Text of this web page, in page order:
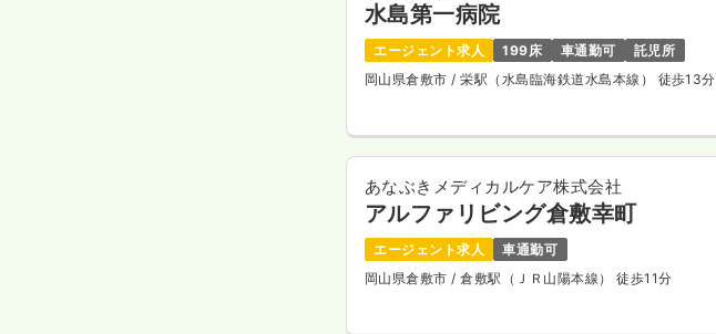
水島第一病院
エージェント求人 199床 車通勤可
託児所
岡山県倉敷市 / 栄駅（水島臨海鉄道水島本線） 徒歩13分
あなぶきメディカルケア株式会社
アルファリビング倉敷幸町
エージェント求人
車通勤可
岡山県倉敷市 / 倉敷駅（ＪＲ山陽本線） 徒歩11分